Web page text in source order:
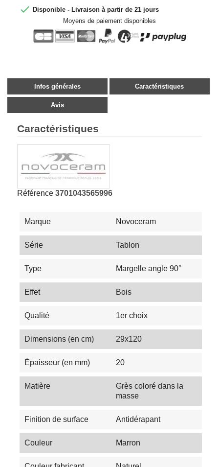
 Disponible - Livraison à partir de 21 jours
Moyens de paiement disponibles
Infos générales Caractéristiques
Avis
Caractéristiques
Référence 3701043565996
Marque Novoceram
Série Tablon
Type Margelle angle 90°
Effet Bois
Qualité 1er choix
Dimensions (en cm) 29x120
Épaisseur (en mm) 20
Matière
Grès coloré dans la
masse
Finition de surface Antidérapant
Couleur Marron